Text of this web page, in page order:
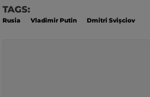
TAGS:
Rusia Vladimir Putin Dmitri Svișciov